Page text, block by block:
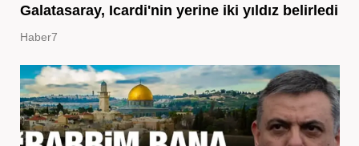
Galatasaray, Icardi'nin yerine iki yıldız belirledi
Haber7